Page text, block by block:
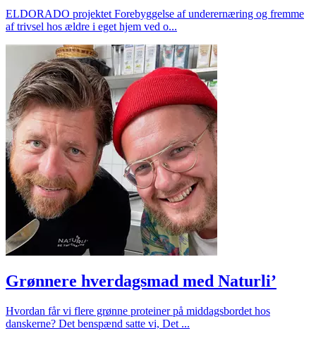
ELDORADO projektet Forebyggelse af underernæring og fremme
af trivsel hos ældre i eget hjem ved o...
Grønnere hverdagsmad med Naturli’
Hvordan får vi flere grønne proteiner på middagsbordet hos
danskerne? Det benspænd satte vi, Det ...